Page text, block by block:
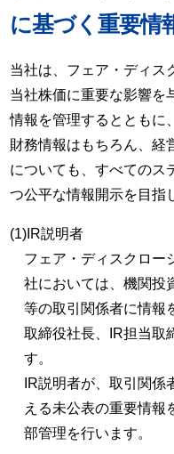
に基づく重要情
当社は、フェア・ディス
当社株価に重要な影響を
情報を管理するとともに
財務情報はもちろん、経
についても、すべてのス
つ公平な情報開示を目指
(1)IR説明者
フェア・ディスクロー
社においては、機関投
等の取引関係者に情報
取締役社⻑、IR担当取
す。
IR説明者が、取引関
える未公表の重要情報
部管理を行います。